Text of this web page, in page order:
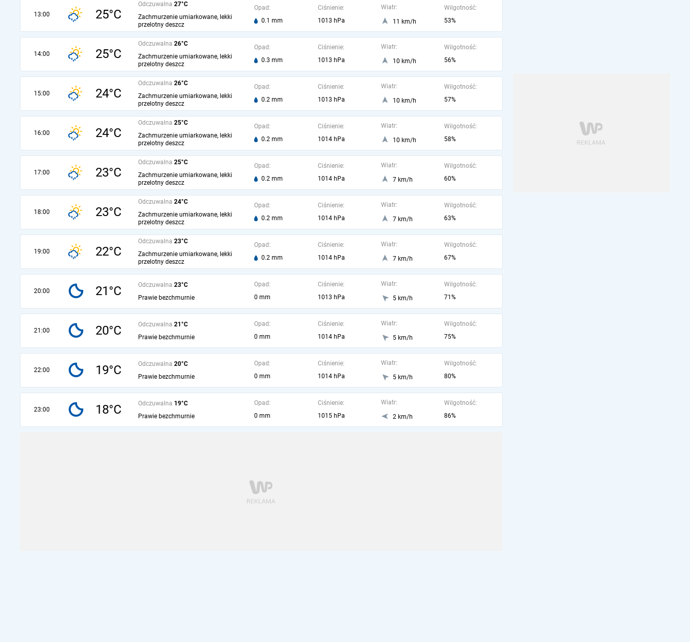
13:00 25°C
Odczuwalna 27°C
Zachmurzenie umiarkowane, lekki
przelotny deszcz
Opad:
0.1 mm
Ciśnienie:
1013 hPa
Wiatr:
11 km/h
Wilgotność:
53%
14:00 25°C
Odczuwalna 26°C
Zachmurzenie umiarkowane, lekki
przelotny deszcz
Opad:
0.3 mm
Ciśnienie:
1013 hPa
Wiatr:
10 km/h
Wilgotność:
56%
15:00 24°C
Odczuwalna 26°C
Zachmurzenie umiarkowane, lekki
przelotny deszcz
Opad:
0.2 mm
Ciśnienie:
1013 hPa
Wiatr:
10 km/h
Wilgotność:
57%
16:00 24°C
Odczuwalna 25°C
Zachmurzenie umiarkowane, lekki
przelotny deszcz
Opad:
0.2 mm
Ciśnienie:
1014 hPa
Wiatr:
10 km/h
Wilgotność:
58%
17:00 23°C
Odczuwalna 25°C
Zachmurzenie umiarkowane, lekki
przelotny deszcz
Opad:
0.2 mm
Ciśnienie:
1014 hPa
Wiatr:
7 km/h
Wilgotność:
60%
18:00 23°C
Odczuwalna 24°C
Zachmurzenie umiarkowane, lekki
przelotny deszcz
Opad:
0.2 mm
Ciśnienie:
1014 hPa
Wiatr:
7 km/h
Wilgotność:
63%
19:00 22°C
Odczuwalna 23°C
Zachmurzenie umiarkowane, lekki
przelotny deszcz
Opad:
0.2 mm
Ciśnienie:
1014 hPa
Wiatr:
7 km/h
Wilgotność:
67%
20:00 21°C Odczuwalna 23°C
Prawie bezchmurnie
Opad:
0 mm
Ciśnienie:
1013 hPa
Wiatr:
5 km/h
Wilgotność:
71%
21:00 20°C Odczuwalna 21°C
Prawie bezchmurnie
Opad:
0 mm
Ciśnienie:
1014 hPa
Wiatr:
5 km/h
Wilgotność:
75%
22:00 19°C Odczuwalna 20°C
Prawie bezchmurnie
Opad:
0 mm
Ciśnienie:
1014 hPa
Wiatr:
5 km/h
Wilgotność:
80%
23:00 18°C Odczuwalna 19°C
Prawie bezchmurnie
Opad:
0 mm
Ciśnienie:
1015 hPa
Wiatr:
2 km/h
Wilgotność:
86%